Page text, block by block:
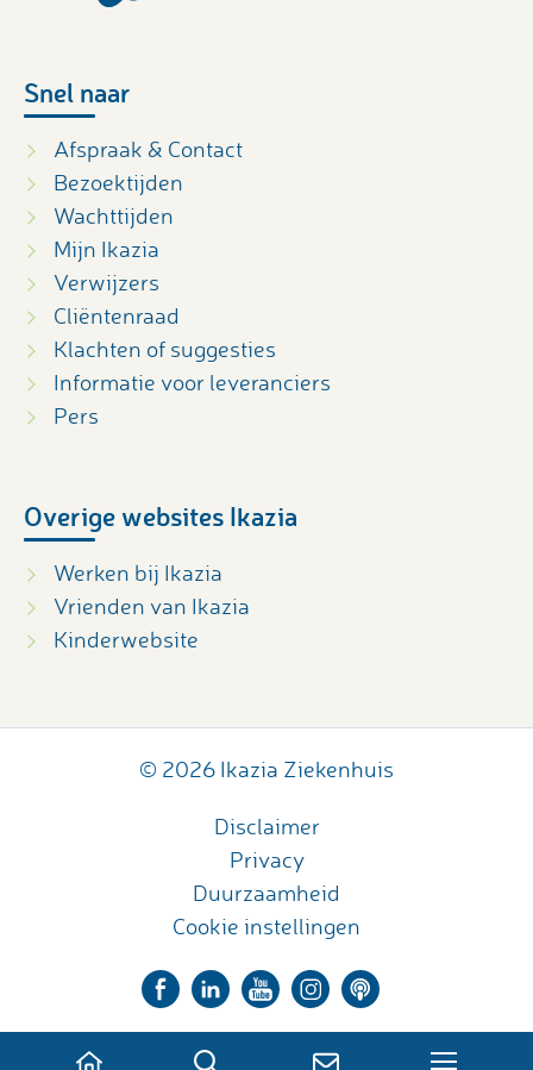
Snel naar
Afspraak & Contact
Bezoektijden
Wachttijden
Mijn Ikazia
Verwijzers
Cliëntenraad
Klachten of suggesties
Informatie voor leveranciers
Pers
Overige websites Ikazia
Werken bij Ikazia
Vrienden van Ikazia
Kinderwebsite
© 2026 Ikazia Ziekenhuis
Disclaimer
Privacy
Duurzaamheid
Cookie instellingen